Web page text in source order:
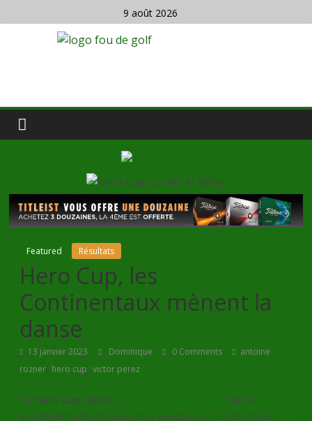
9 août 2026
Featured Résultats
Hero Cup, les
Continentaux mènent la
danse
13 janvier 2023 Dominique 0 Comments
antoine
rozner, hero cup,victor perez
En Hero Cup, après
de ce
vendredi matin, l’équipe des Européens Continentaux